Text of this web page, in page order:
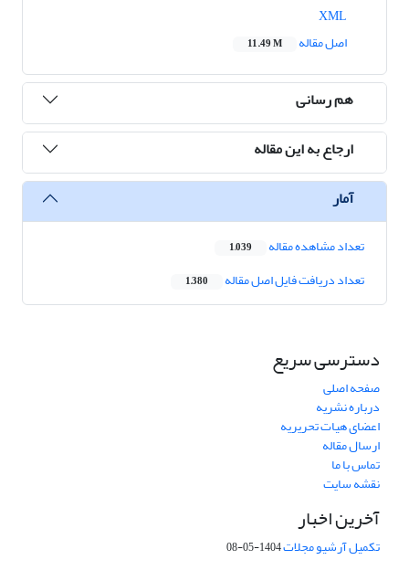
اصل مقاله
11.49 M
هم رسانی
ارجاع به این مقاله
آمار
تعداد مشاهده مقاله 1,039
تعداد دریافت فایل اصل مقاله 1,380
دسترسی سریع
صفحه اصلی
درباره نشریه
اعضای هیات تحریریه
ارسال مقاله
تماس با ما
نقشه سایت
آخرین اخبار
تکمیل آرشیو مجلات1404-05-08